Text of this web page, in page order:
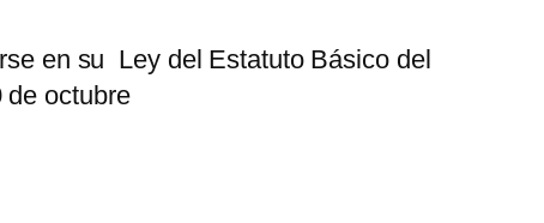
en su Ley del Estatuto Básico del
de octubre